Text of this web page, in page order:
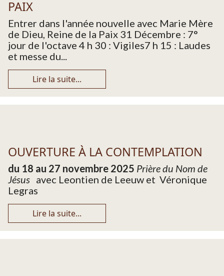
PAIX
Entrer dans l'année nouvelle avec Marie Mère
de Dieu, Reine de la Paix 31 Décembre : 7°
jour de l'octave 4 h 30 : Vigiles7 h 15 : Laudes
et messe du...
Lire la suite...
OUVERTURE À LA CONTEMPLATION
du 18 au 27 novembre 2025 Prière du Nom de
Jésus avec Leontien de Leeuw et Véronique
Legras
Lire la suite...